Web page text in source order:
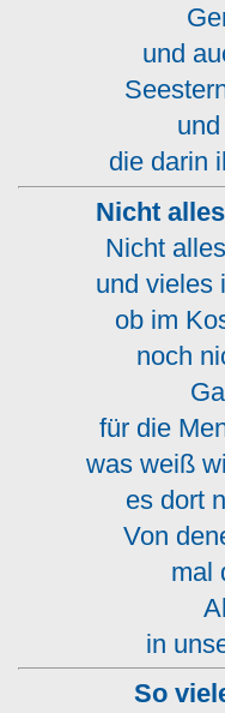
und
die darin
Nicht
Nicht
und vieles
ob im
noch
für die
was weiß
es dort
Von
mal
in
So